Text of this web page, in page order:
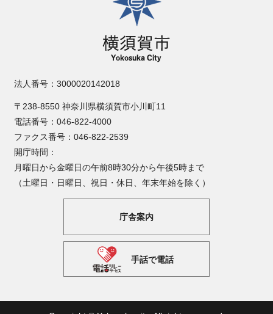
法人番号：3000020142018
〒238-8550 神奈川県横須賀市小川町11
電話番号：046-822-4000
ファクス番号：046-822-2539
開庁時間：
月曜日から金曜日の午前8時30分から午後5時まで
（土曜日・日曜日、祝日・休日、年末年始を除く）
庁舎案内
手話で電話